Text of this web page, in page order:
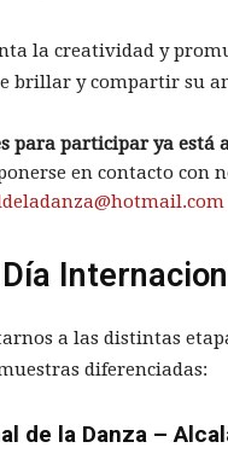
la creatividad y
brillar y compartir su
para participar ya está
en contacto con
a las distintas
diferenciadas:
de la Danza –